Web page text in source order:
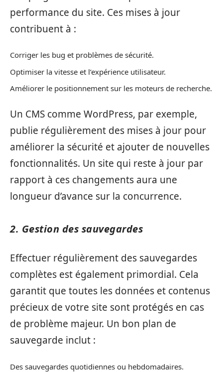
performance du site. Ces mises à jour
contribuent à :
Corriger les bug et problèmes de sécurité.
Optimiser la vitesse et l’expérience utilisateur.
Améliorer le positionnement sur les moteurs de recherche.
Un CMS comme WordPress, par exemple,
publie régulièrement des mises à jour pour
améliorer la sécurité et ajouter de nouvelles
fonctionnalités. Un site qui reste à jour par
rapport à ces changements aura une
longueur d’avance sur la concurrence.
2. Gestion des sauvegardes
Effectuer régulièrement des sauvegardes
complètes est également primordial. Cela
garantit que toutes les données et contenus
précieux de votre site sont protégés en cas
de problème majeur. Un bon plan de
sauvegarde inclut :
Des sauvegardes quotidiennes ou hebdomadaires.